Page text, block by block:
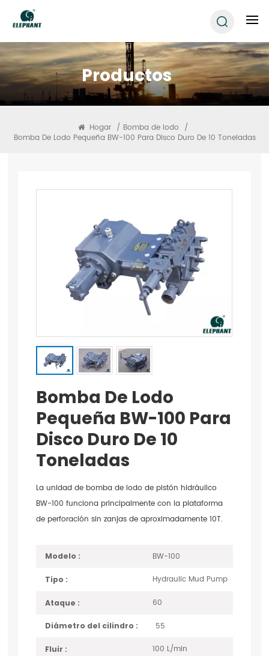
Productos
Hogar / Bomba de lodo /
Bomba De Lodo Pequeña BW-100 Para Disco Duro De 10 Toneladas
Bomba De Lodo
Pequeña BW-100 Para
Disco Duro De 10
Toneladas
La unidad de bomba de lodo de pistón hidráulico
BW-100 funciona principalmente con la plataforma
de perforación sin zanjas de aproximadamente 10T.
Modelo : BW-100
Tipo : Hydraulic Mud Pump
Ataque : 60
Diámetro del cilindro : 55
Fluir : 100 L/min